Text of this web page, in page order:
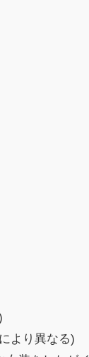
より異なる)